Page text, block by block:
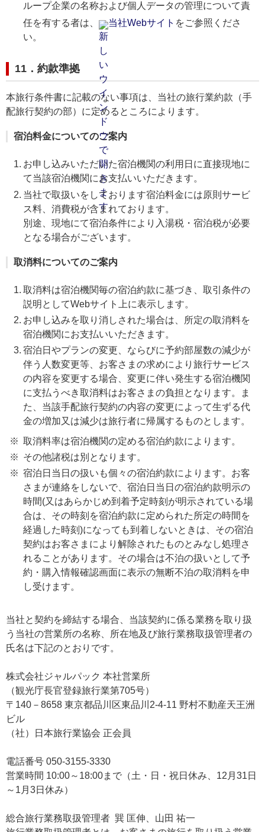
ループ企業の名称および個人データの管理について責
任を有する者は、
当社Webサイト をご参照くださ
い。
11．約款準拠
本旅行条件書に記載のない事項は、当社の旅行業約款（手
配旅行契約の部）に定めるところによります。
宿泊料金についてのご案内
お申し込みいただいた宿泊機関の利用日に直接現地に
て当該宿泊機関にお支払いいただきます。
当社で取扱いをしております宿泊料金には原則サービ
ス料、消費税が含まれております。
別途、現地にて宿泊条件により入湯税・宿泊税が必要
となる場合がございます。
取消料についてのご案内
取消料は宿泊機関毎の宿泊約款に基づき、取引条件の
説明としてWebサイト上に表示します。
お申し込みを取り消しされた場合は、所定の取消料を
宿泊機関にお支払いいただきます。
宿泊日やプランの変更、ならびに予約部屋数の減少が
伴う人数変更等、お客さまの求めにより旅行サービス
の内容を変更する場合、変更に伴い発生する宿泊機関
に支払うべき取消料はお客さまの負担となります。ま
た、当該手配旅行契約の内容の変更によって生ずる代
金の増加又は減少は旅行者に帰属するものとします。
取消料率は宿泊機関の定める宿泊約款によります。
その他諸税は別となります。
宿泊日当日の扱いも個々の宿泊約款によります。お客
さまが連絡をしないで、宿泊日当日の宿泊約款明示の
時間(又はあらかじめ到着予定時刻が明示されている場
合は、その時刻を宿泊約款に定められた所定の時間を
経過した時刻)になっても到着しないときは、その宿泊
契約はお客さまにより解除されたものとみなし処理さ
れることがあります。その場合は不泊の扱いとして予
約・購入情報確認画面に表示の無断不泊の取消料を申
し受けます。
当社と契約を締結する場合、当該契約に係る業務を取り扱
う当社の営業所の名称、所在地及び旅行業務取扱管理者の
氏名は下記のとおりです。
株式会社ジャルパック 本社営業所
（観光庁長官登録旅行業第705号）
〒140－8658 東京都品川区東品川2-4-11 野村不動産天王洲
ビル
（社）日本旅行業協会 正会員
電話番号 050-3155-3330
営業時間 10:00～18:00まで（土・日・祝日休み、12月31日
～1月3日休み）
総合旅行業務取扱管理者 ​​巽 匡伸、山田 祐一